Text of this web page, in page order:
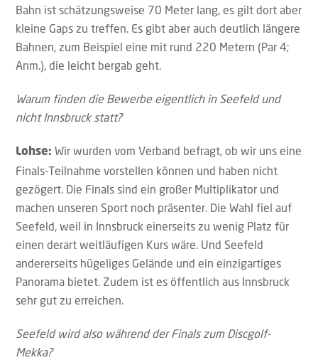
Bahn ist schätzungsweise 70 Meter lang, es gilt dort aber
kleine Gaps zu treffen. Es gibt aber auch deutlich längere
Bahnen, zum Beispiel eine mit rund 220 Metern (Par 4;
Anm.), die leicht bergab geht.
Warum finden die Bewerbe eigentlich in Seefeld und
nicht Innsbruck statt?
Lohse: Wir wurden vom Verband befragt, ob wir uns eine
Finals-Teilnahme vorstellen können und haben nicht
gezögert. Die Finals sind ein großer Multiplikator und
machen unseren Sport noch präsenter. Die Wahl fiel auf
Seefeld, weil in Innsbruck einerseits zu wenig Platz für
einen derart weitläufigen Kurs wäre. Und Seefeld
andererseits hügeliges Gelände und ein einzigartiges
Panorama bietet. Zudem ist es öffentlich aus Innsbruck
sehr gut zu erreichen.
Seefeld wird also während der Finals zum Discgolf-
Mekka?